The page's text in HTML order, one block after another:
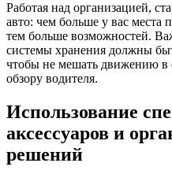
Работая над организацией,
авто: чем больше у вас места
тем больше возможностей.
системы хранения должны
чтобы не мешать движению в
обзору водителя.
Использование
аксессуаров и
решений